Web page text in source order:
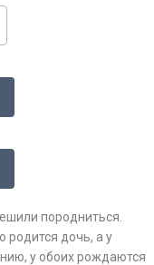
породниться.
родится дочь, а у
у обоих рождаются